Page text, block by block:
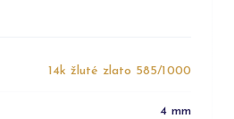
14k žluté zlato 585/1000
4 mm